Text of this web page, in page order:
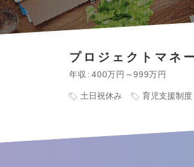
プロジェクトマネ
年収 400万円～999万円
土日祝休み 育児支援制度